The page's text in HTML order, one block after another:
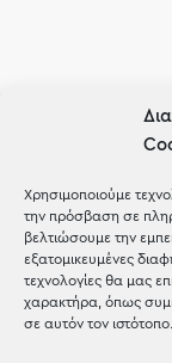
Χρησιμοποιούμε
την πρόσβαση σε
βελτιώσουμε την
εξατομικευμένες
τεχνολογίες θα μας
χαρακτήρα, όπως
σε αυτόν τον ιστότοπο.